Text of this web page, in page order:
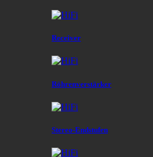
Receiver
Röhrenverstärker
Stereo-Endstufen